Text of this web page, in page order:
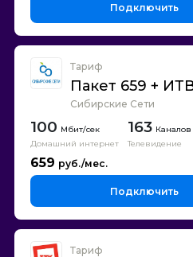
Подключить
Тариф
Пакет 659 +
Сибирские Сети
100
Домашний интернет
163 Каналов
Телевидение
659
Подключить
Тариф